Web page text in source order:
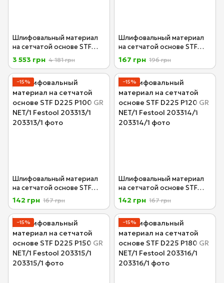
Шлифовальный материал
на сетчатой основе STF
D225 P320 GR NET/25
Festool 203319
3 553 грн 4 181 грн
Шлифовальный материал
на сетчатой основе STF
D225 P80 GR NET/1 Festool
203312/1
167 грн 196 грн
−15%
Шлифовальный материал
на сетчатой основе STF
D225 P100 GR NET/1 Festool
203313/1
142 грн 167 грн
−15%
Шлифовальный материал
на сетчатой основе STF
D225 P120 GR NET/1 Festool
203314/1
142 грн 167 грн
−15% −15%